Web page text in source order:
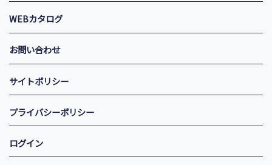
WEBカタログ
お問い合わせ
サイトポリシー
プライバシーポリシー
ログイン